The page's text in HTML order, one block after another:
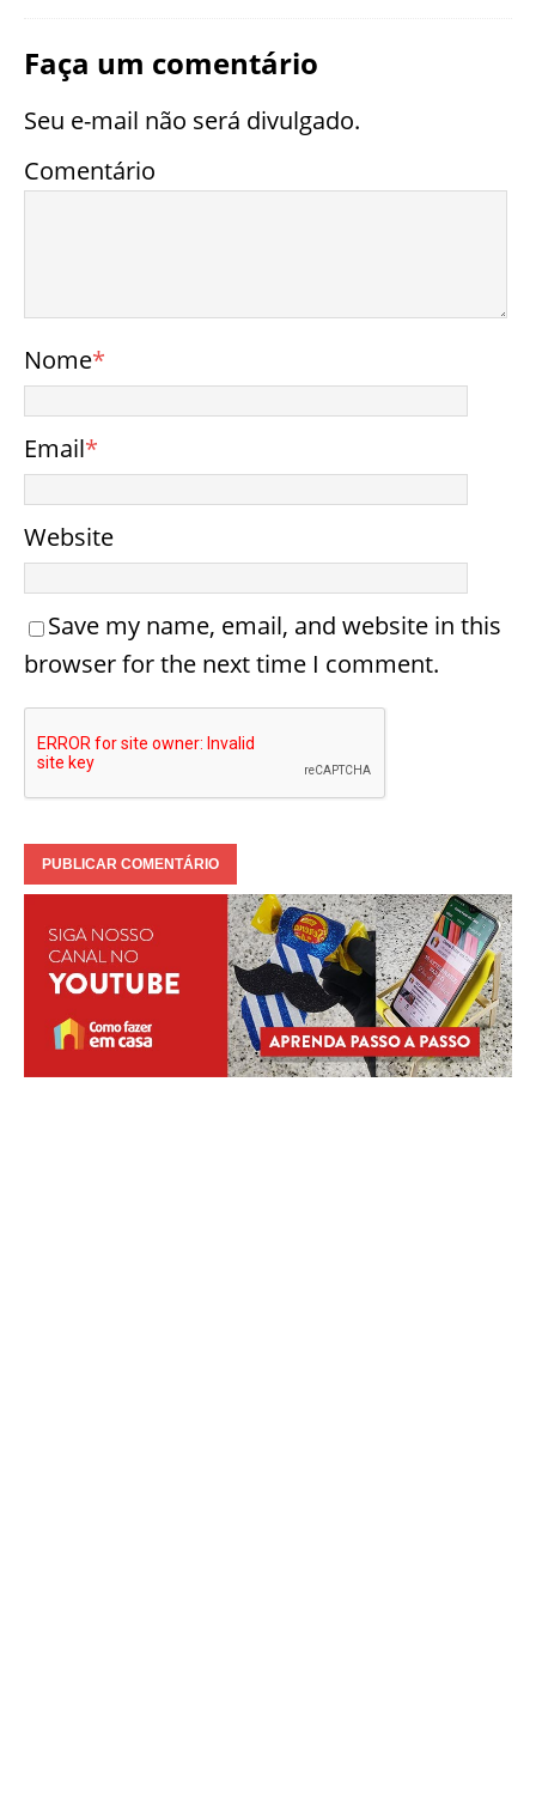
Faça um comentário
Seu e-mail não será divulgado.
Comentário
Nome*
Email*
Website
Save my name, email, and website in this
browser for the next time I comment.